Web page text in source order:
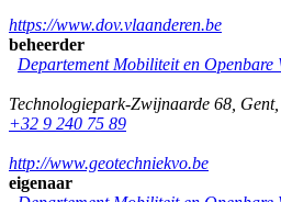
https://www.dov.vlaanderen.be
beheerder
Departement Mobiliteit en
Technologiepark-Zwijnaarde 68 Gent,
+32 9 240 75 89
http://www.geotechniekvo.be
eigenaar